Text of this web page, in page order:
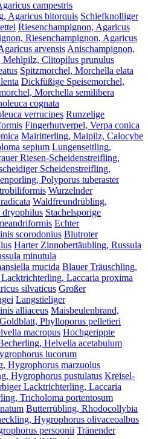
campestris
Agaricus bitorquis Schiefknolliger
Riesenchampignon, Agaricus
Riesenchampignon, Agaricus
arvensisAnischampignon,
Mehlpilz, Clitopilus prunulus
Spitzmorchel, Morchella elata
Dickfüßige Speisemorchel,
Morchella semilibera
cognata
verrucipes Runzelige
Fingerhutverpel, Verpa conica
Mairitterling, Maipilz, Calocybe
sepium Lungenseitling,
Riesen-Scheidenstreifling,
Scheidenstreifling,
Polyporus tuberaster
Wurzelnder
Waldfreundrübling,
dryophilus Stachelsporige
Echter
scorodonius Blutroter
Harter Zinnobertäubling, Russula
minutula
mucida Blauer Träuschling,
Laccaria proxima
silvaticus Großer
Langstieliger
alliaceus Maisbeulenbrand,
Phylloporus pelletieri
macropus Hochgerippte
Helvella acetabulum
lucorum
Hygrophorus marzuolus
Hygrophorus pustulatus Kreisel-
Lacktrichterling, Laccaria
Tricholoma portentosum
Butterrübling, Rhodocollybia
Hygrophorus olivaceoalbus
persoonii Tränender